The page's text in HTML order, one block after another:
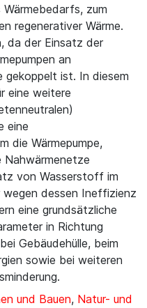
zum
regenerativer Wärme.
da der Einsatz der
an
gekoppelt ist. In diesem
eine weitere
eine
die Wärmepumpe,
Nahwärmenetze
von Wasserstoff im
dessen Ineffizienz
eine grundsätzliche
in Richtung
Gebäudehülle, beim
sowie bei weiteren
und Bauen, Natur- und